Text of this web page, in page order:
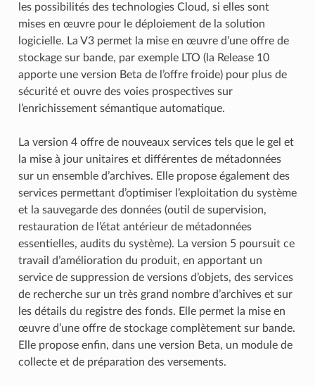
les possibilités des technologies Cloud, si elles sont
mises en œuvre pour le déploiement de la solution
logicielle. La V3 permet la mise en œuvre d’une offre de
stockage sur bande, par exemple LTO (la Release 10
apporte une version Beta de l’offre froide) pour plus de
sécurité et ouvre des voies prospectives sur
l’enrichissement sémantique automatique.
La version 4 offre de nouveaux services tels que le gel et
la mise à jour unitaires et différentes de métadonnées
sur un ensemble d’archives. Elle propose également des
services permettant d’optimiser l’exploitation du système
et la sauvegarde des données (outil de supervision,
restauration de l’état antérieur de métadonnées
essentielles, audits du système). La version 5 poursuit ce
travail d’amélioration du produit, en apportant un
service de suppression de versions d’objets, des services
de recherche sur un très grand nombre d’archives et sur
les détails du registre des fonds. Elle permet la mise en
œuvre d’une offre de stockage complètement sur bande.
Elle propose enfin, dans une version Beta, un module de
collecte et de préparation des versements.